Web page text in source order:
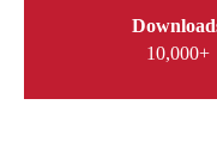
10,000+